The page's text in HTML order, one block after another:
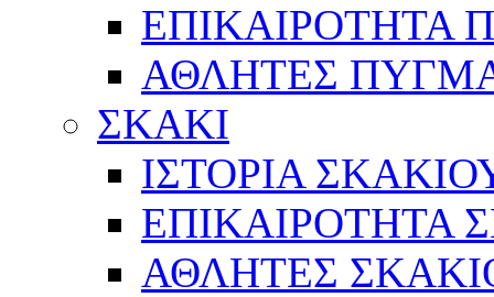
ΕΠΙΚΑΙΡΟΤΗΤΑ
ΑΘΛΗΤΕΣ
ΣΚΑΚΙ
ΙΣΤΟΡΙΑ
ΕΠΙΚΑΙΡΟΤΗΤΑ
ΑΘΛΗΤΕΣ